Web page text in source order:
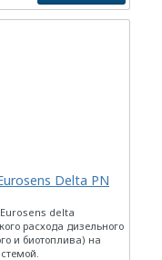
Delta PN
delta
расхода дизельного
и биотоплива) на